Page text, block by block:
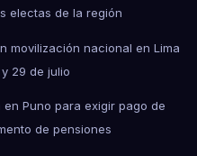
electas de la región
movilización nacional en Lima
29 de julio
Puno para exigir pago de
de pensiones